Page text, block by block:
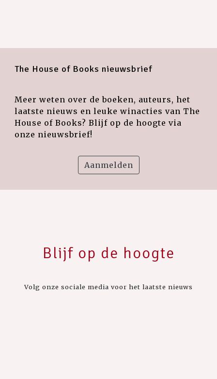
The House of Books nieuwsbrief
Meer weten over de boeken, auteurs, het
laatste nieuws en leuke winacties van The
House of Books? Blijf op de hoogte via
onze nieuwsbrief!
Aanmelden
Blijf op de hoogte
Volg onze sociale media voor het laatste nieuws